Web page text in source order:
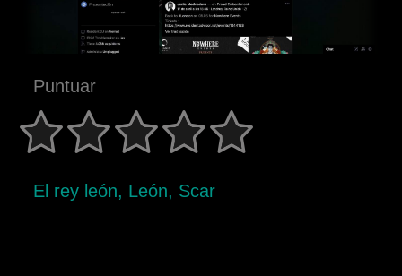
Puntuar
El rey león, León, Scar